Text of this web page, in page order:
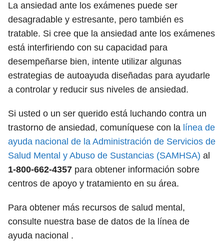
La ansiedad ante los exámenes puede ser
desagradable y estresante, pero también es
tratable. Si cree que la ansiedad ante los exámenes
está interfiriendo con su capacidad para
desempeñarse bien, intente utilizar algunas
estrategias de autoayuda diseñadas para ayudarle
a controlar y reducir sus niveles de ansiedad.
Si usted o un ser querido está luchando contra un
trastorno de ansiedad, comuníquese con la línea de
ayuda nacional de la Administración de Servicios de
Salud Mental y Abuso de Sustancias (SAMHSA) al
1-800-662-4357 para obtener información sobre
centros de apoyo y tratamiento en su área.
Para obtener más recursos de salud mental,
consulte nuestra base de datos de la línea de
ayuda nacional .